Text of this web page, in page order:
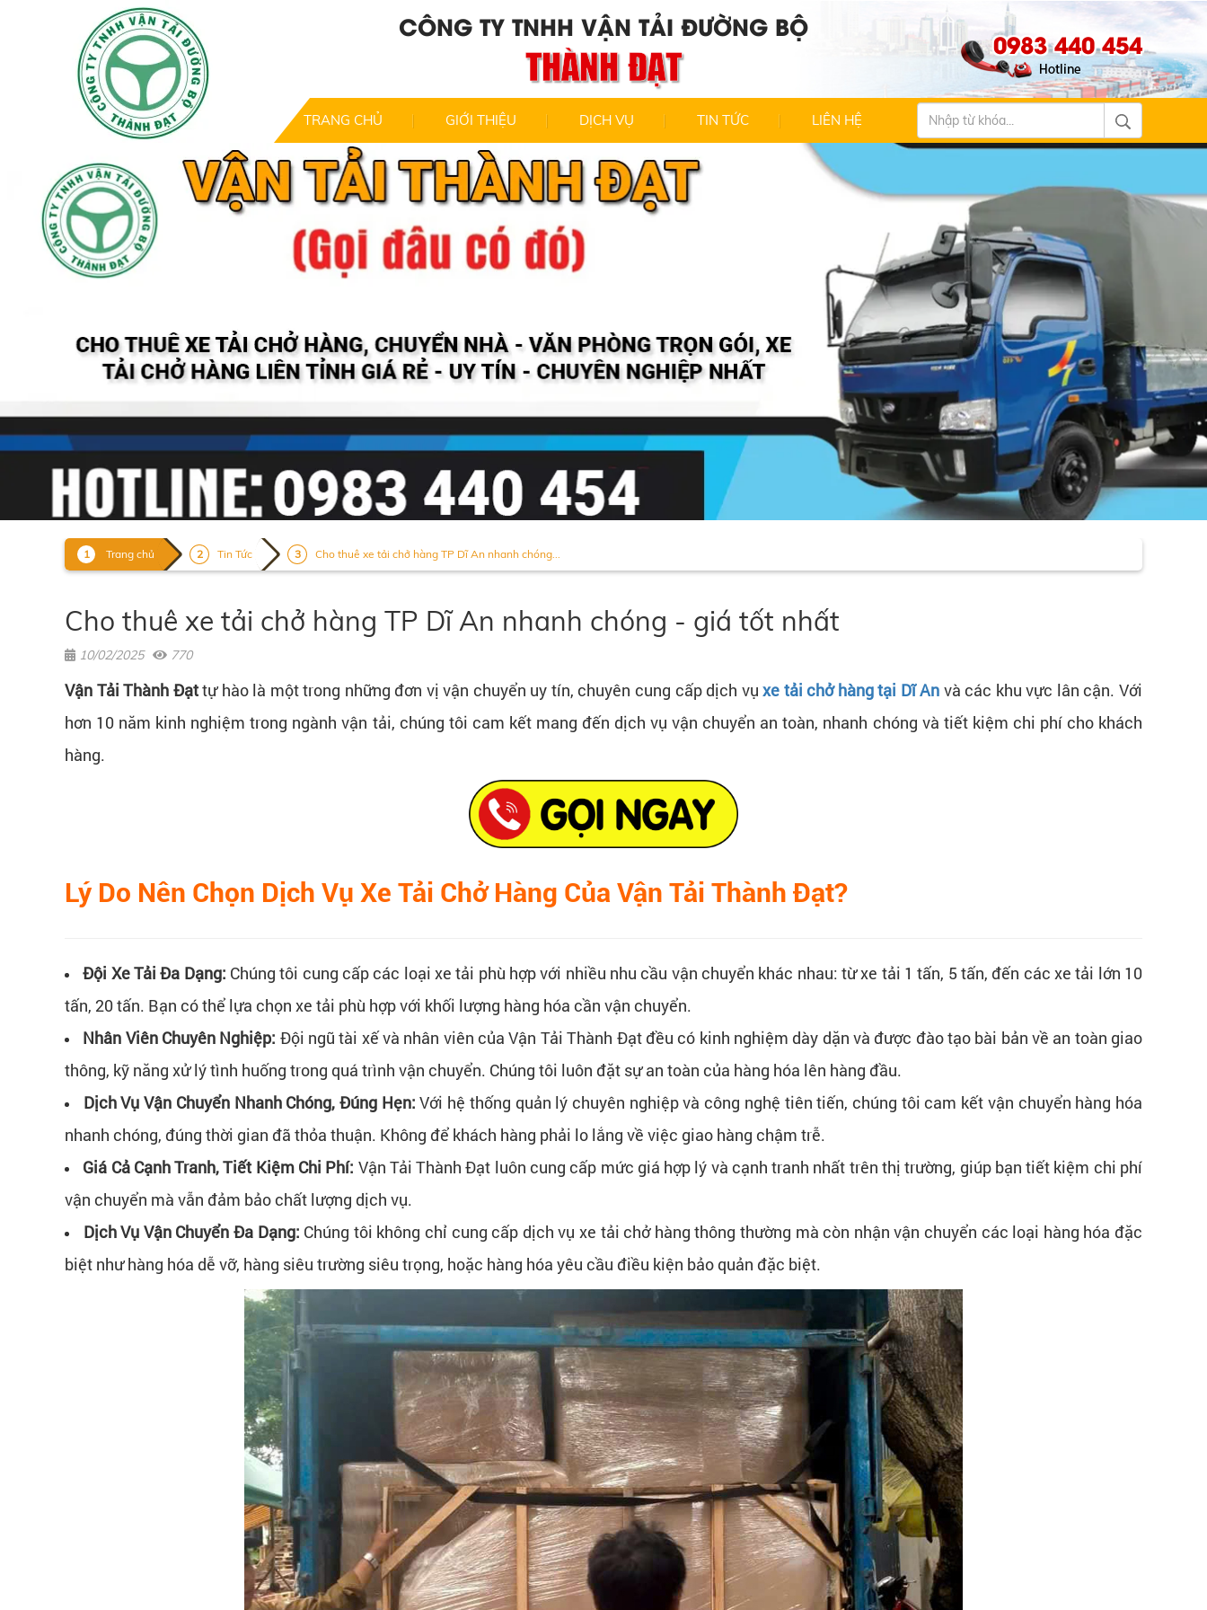
CÔNG TY TNHH VẬN TẢI ĐƯỜNG BỘ
THÀNH ĐẠT 0983 440 454
TRANG CHỦ GIỚI THIỆU DỊCH VỤ TIN TỨC LIÊN HỆ
Trang chủ Tin Tức Cho thuê xe tải chở hàng TP Dĩ An nhanh chóng...
Cho thuê xe tải chở hàng TP Dĩ An nhanh chóng - giá tốt nhất
10/02/2025 770
Vận Tải Thành Đạttự hào là một trong những đơn vị vận chuyển uy tín, chuyên cung cấp dịch vụxe tải chở hàng tại Dĩ An và các khu vực lân cận. Với
hơn 10 năm kinh nghiệm trong ngành vận tải, chúng tôi cam kết mang đến dịch vụ vận chuyển an toàn, nhanh chóng và tiết kiệm chi phí cho khách
hàng.
Lý Do Nên Chọn Dịch Vụ Xe Tải Chở Hàng Của Vận Tải Thành Đạt?
Đội Xe Tải Đa Dạng: Chúng tôi cung cấp các loại xe tải phù hợp với nhiều nhu cầu vận chuyển khác nhau: từ xe tải 1 tấn, 5 tấn, đến các xe tải lớn 10
tấn, 20 tấn. Bạn có thể lựa chọn xe tải phù hợp với khối lượng hàng hóa cần vận chuyển.
Nhân Viên Chuyên Nghiệp: Đội ngũ tài xế và nhân viên của Vận Tải Thành Đạt đều có kinh nghiệm dày dặn và được đào tạo bài bản về an toàn giao
thông, kỹ năng xử lý tình huống trong quá trình vận chuyển. Chúng tôi luôn đặt sự an toàn của hàng hóa lên hàng đầu.
Dịch Vụ Vận Chuyển Nhanh Chóng, Đúng Hẹn:Với hệ thống quản lý chuyên nghiệp và công nghệ tiên tiến, chúng tôi cam kết vận chuyển hàng hóa
nhanh chóng, đúng thời gian đã thỏa thuận. Không để khách hàng phải lo lắng về việc giao hàng chậm trễ.
Giá Cả Cạnh Tranh, Tiết Kiệm Chi Phí: Vận Tải Thành Đạt luôn cung cấp mức giá hợp lý và cạnh tranh nhất trên thị trường, giúp bạn tiết kiệm chi phí
vận chuyển mà vẫn đảm bảo chất lượng dịch vụ.
Dịch Vụ Vận Chuyển Đa Dạng: Chúng tôi không chỉ cung cấp dịch vụ xe tải chở hàng thông thường mà còn nhận vận chuyển các loại hàng hóa đặc
biệt như hàng hóa dễ vỡ, hàng siêu trường siêu trọng, hoặc hàng hóa yêu cầu điều kiện bảo quản đặc biệt.